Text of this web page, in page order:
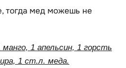
тогда мед можешь не
манго, 1 апельсин, 1 горсть
1 ст.л. меда.